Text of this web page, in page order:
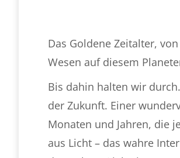
Das Goldene Zeitalter,
Wesen auf diesem
Bis dahin halten wir
der Zukunft. Einer
Monaten und Jahren, die
aus Licht – das wahre